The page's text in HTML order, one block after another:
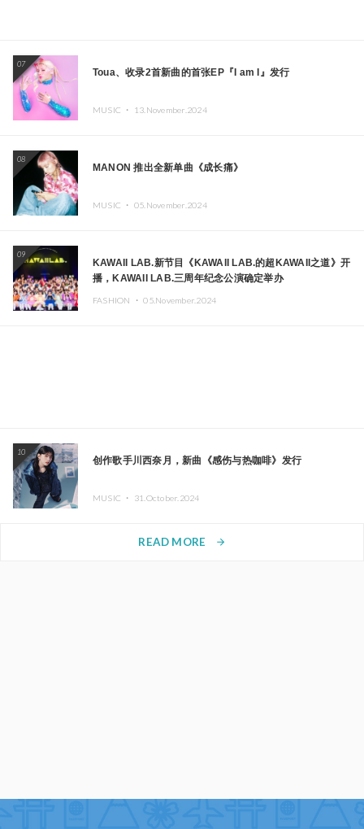
07
Toua、收录2首新曲的首张EP『I am I』发行
MUSIC ・ 13.November.2024
08
MANON 推出全新单曲《成长痛》
MUSIC ・ 05.November.2024
09
KAWAII LAB.新节目《KAWAII LAB.的超KAWAII之道》开
播，KAWAII LAB.三周年纪念公演确定举办
FASHION ・05.November.2024
10
创作歌手川西奈月，新曲《感伤与热咖啡》发行
MUSIC ・ 31.October.2024
READ MORE arrow_forward